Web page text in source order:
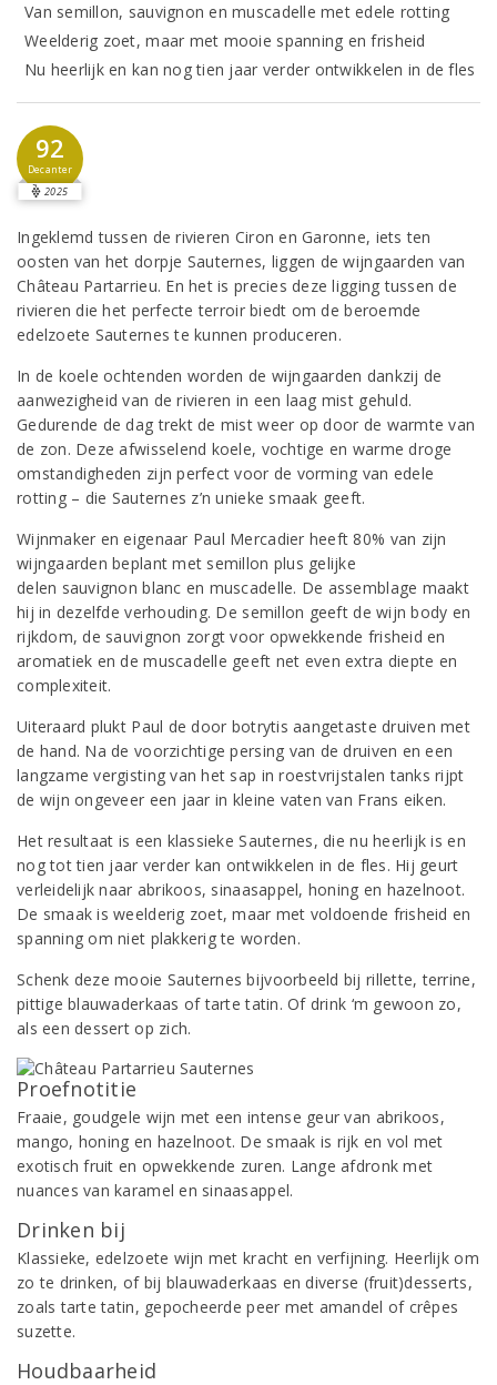
Van semillon, sauvignon en muscadelle met edele rotting
Weelderig zoet, maar met mooie spanning en frisheid
Nu heerlijk en kan nog tien jaar verder ontwikkelen in de fles
92
Decanter
2025
Ingeklemd tussen de rivieren Ciron en Garonne, iets ten
oosten van het dorpje Sauternes, liggen de wijngaarden van
Château Partarrieu. En het is precies deze ligging tussen de
rivieren die het perfecte terroir biedt om de beroemde
edelzoete Sauternes te kunnen produceren.
In de koele ochtenden worden de wijngaarden dankzij de
aanwezigheid van de rivieren in een laag mist gehuld.
Gedurende de dag trekt de mist weer op door de warmte van
de zon. Deze afwisselend koele, vochtige en warme droge
omstandigheden zijn perfect voor de vorming van edele
rotting – die Sauternes z’n unieke smaak geeft.
Wijnmaker en eigenaar Paul Mercadier heeft 80% van zijn
wijngaarden beplant met semillon plus gelijke
delen sauvignon blanc en muscadelle. De assemblage maakt
hij in dezelfde verhouding. De semillon geeft de wijn body en
rijkdom, de sauvignon zorgt voor opwekkende frisheid en
aromatiek en de muscadelle geeft net even extra diepte en
complexiteit.
Uiteraard plukt Paul de door botrytis aangetaste druiven met
de hand. Na de voorzichtige persing van de druiven en een
langzame vergisting van het sap in roestvrijstalen tanks rijpt
de wijn ongeveer een jaar in kleine vaten van Frans eiken.
Het resultaat is een klassieke Sauternes, die nu heerlijk is en
nog tot tien jaar verder kan ontwikkelen in de fles. Hij geurt
verleidelijk naar abrikoos, sinaasappel, honing en hazelnoot.
De smaak is weelderig zoet, maar met voldoende frisheid en
spanning om niet plakkerig te worden.
Schenk deze mooie Sauternes bijvoorbeeld bij rillette, terrine,
pittige blauwaderkaas of tarte tatin. Of drink ‘m gewoon zo,
als een dessert op zich.
Proefnotitie
Fraaie, goudgele wijn met een intense geur van abrikoos,
mango, honing en hazelnoot. De smaak is rijk en vol met
exotisch fruit en opwekkende zuren. Lange afdronk met
nuances van karamel en sinaasappel.
Drinken bij
Klassieke, edelzoete wijn met kracht en verfijning. Heerlijk om
zo te drinken, of bij blauwaderkaas en diverse (fruit)desserts,
zoals tarte tatin, gepocheerde peer met amandel of crêpes
suzette.
Houdbaarheid